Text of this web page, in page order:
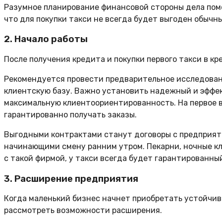
Разумное планирование финансовой стороны дела
что для покупки такси не всегда будет выгоден
2. Начало работы
После получения кредита и покупки первого такси в
Рекомендуется провести предварительное
клиентскую базу. Важно установить надежный и
максимальную клиентоориентированность. На
гарантированно получать заказы.
Выгодными контрактами станут договоры с
начинающими смену ранним утром. Пекарни, ночные
с такой фирмой, у такси всегда будет
3. Расширение предприятия
Когда маленький бизнес начнет приобретать
рассмотреть возможности расширения.